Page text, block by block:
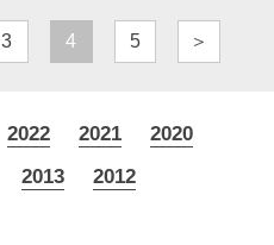
3 4 5 ＞
2022 2021
2020
2013 2012